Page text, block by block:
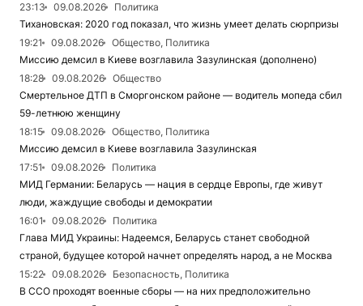
23:13
09.08.2026
Политика
Тихановская: 2020 год показал, что жизнь умеет делать сюрпризы
19:21
09.08.2026
Общество, Политика
Миссию демсил в Киеве возглавила Зазулинская (дополнено)
18:28
09.08.2026
Общество
Смертельное ДТП в Сморгонском районе — водитель мопеда сбил
59-летнюю женщину
18:15
09.08.2026
Общество, Политика
Миссию демсил в Киеве возглавила Зазулинская
17:51
09.08.2026
Политика
МИД Германии: Беларусь — нация в сердце Европы, где живут
люди, жаждущие свободы и демократии
16:01
09.08.2026
Политика
Глава МИД Украины: Надеемся, Беларусь станет свободной
страной, будущее которой начнет определять народ, а не Москва
15:22
09.08.2026
Безопасность, Политика
В ССО проходят военные сборы — на них предположительно